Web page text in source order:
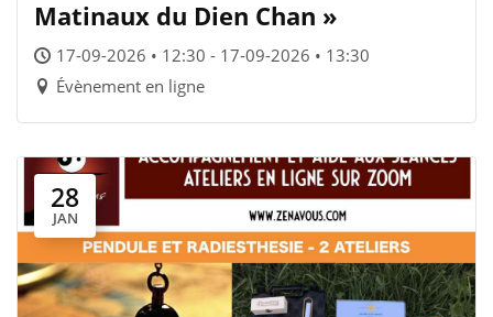
Matinaux du Dien Chan »
17-09-2026 • 12:30 - 17-09-2026 • 13:30
Évènement en ligne
28
JAN